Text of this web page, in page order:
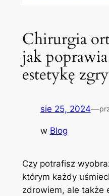
Chirurgia
jak
estetykę
sie 25, 2024—
w Blog
Czy potrafisz
którym każdy
zdrowiem, ale także